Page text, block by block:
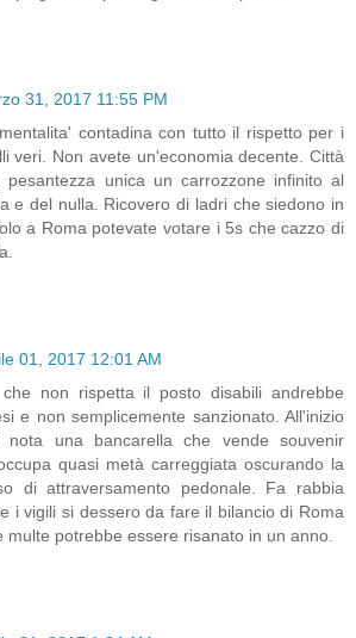
31, 2017 11:55 PM
contadina con tutto il rispetto per i
veri. Non avete un'economia decente. Città
pesantezza unica un carrozzone infinito al
e del nulla. Ricovero di ladri che siedono in
a Roma potevate votare i 5s che cazzo di
01, 2017 12:01 AM
non rispetta il posto disabili andrebbe
e non semplicemente sanzionato. All'inizio
una bancarella che vende souvenir
quasi metà carreggiata oscurando la
di attraversamento pedonale. Fa rabbia
i vigili si dessero da fare il bilancio di Roma
multe potrebbe essere risanato in un anno.